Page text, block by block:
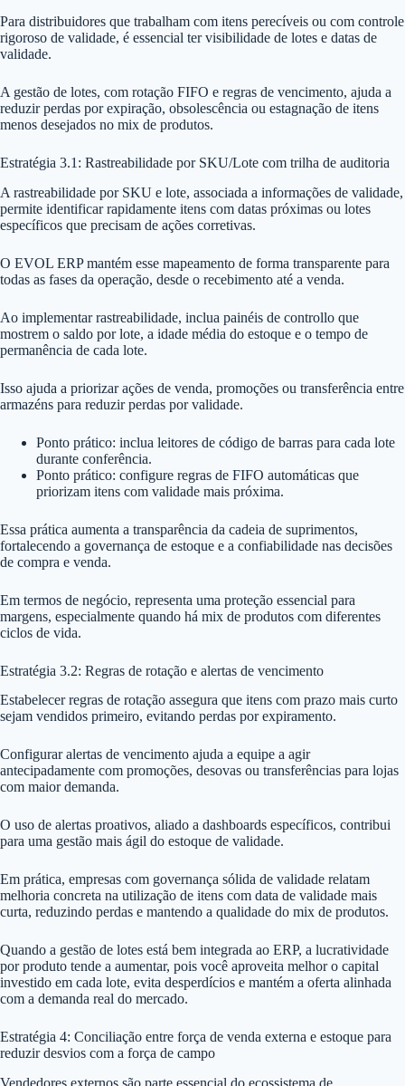
Para distribuidores que trabalham com itens perecíveis ou com controle
rigoroso de validade, é essencial ter visibilidade de lotes e datas de
validade.
A gestão de lotes, com rotação FIFO e regras de vencimento, ajuda a
reduzir perdas por expiração, obsolescência ou estagnação de itens
menos desejados no mix de produtos.
Estratégia 3.1: Rastreabilidade por SKU/Lote com trilha de auditoria
A rastreabilidade por SKU e lote, associada a informações de validade,
permite identificar rapidamente itens com datas próximas ou lotes
específicos que precisam de ações corretivas.
O EVOL ERP mantém esse mapeamento de forma transparente para
todas as fases da operação, desde o recebimento até a venda.
Ao implementar rastreabilidade, inclua painéis de controllo que
mostrem o saldo por lote, a idade média do estoque e o tempo de
permanência de cada lote.
Isso ajuda a priorizar ações de venda, promoções ou transferência entre
armazéns para reduzir perdas por validade.
Ponto prático: inclua leitores de código de barras para cada lote
durante conferência.
Ponto prático: configure regras de FIFO automáticas que
priorizam itens com validade mais próxima.
Essa prática aumenta a transparência da cadeia de suprimentos,
fortalecendo a governança de estoque e a confiabilidade nas decisões
de compra e venda.
Em termos de negócio, representa uma proteção essencial para
margens, especialmente quando há mix de produtos com diferentes
ciclos de vida.
Estratégia 3.2: Regras de rotação e alertas de vencimento
Estabelecer regras de rotação assegura que itens com prazo mais curto
sejam vendidos primeiro, evitando perdas por expiramento.
Configurar alertas de vencimento ajuda a equipe a agir
antecipadamente com promoções, desovas ou transferências para lojas
com maior demanda.
O uso de alertas proativos, aliado a dashboards específicos, contribui
para uma gestão mais ágil do estoque de validade.
Em prática, empresas com governança sólida de validade relatam
melhoria concreta na utilização de itens com data de validade mais
curta, reduzindo perdas e mantendo a qualidade do mix de produtos.
Quando a gestão de lotes está bem integrada ao ERP, a lucratividade
por produto tende a aumentar, pois você aproveita melhor o capital
investido em cada lote, evita desperdícios e mantém a oferta alinhada
com a demanda real do mercado.
Estratégia 4: Conciliação entre força de venda externa e estoque para
reduzir desvios com a força de campo